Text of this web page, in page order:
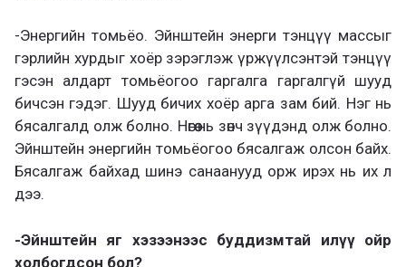
-Энергийн томьёо. Эйнштейн энерги тэнцүү массыг
гэрлийн хурдыг хоёр зэрэглэж үржүүлсэнтэй тэнцүү
гэсэн алдарт томьёогоо гаргалга гаргалгүй шууд
бичсэн гэдэг. Шууд бичих хоёр арга зам бий. Нэг нь
бясалгалд олж болно. Нөгөө нь зөнч зүүдэнд олж болно.
Эйнштейн энергийн томьёогоо бясалгаж олсон байх.
Бясалгаж байхад шинэ санаанууд орж ирэх нь их л
дээ.
-Эйнштейн яг хэзээнээс буддизмтай илүү ойр
холбогдсон бол?